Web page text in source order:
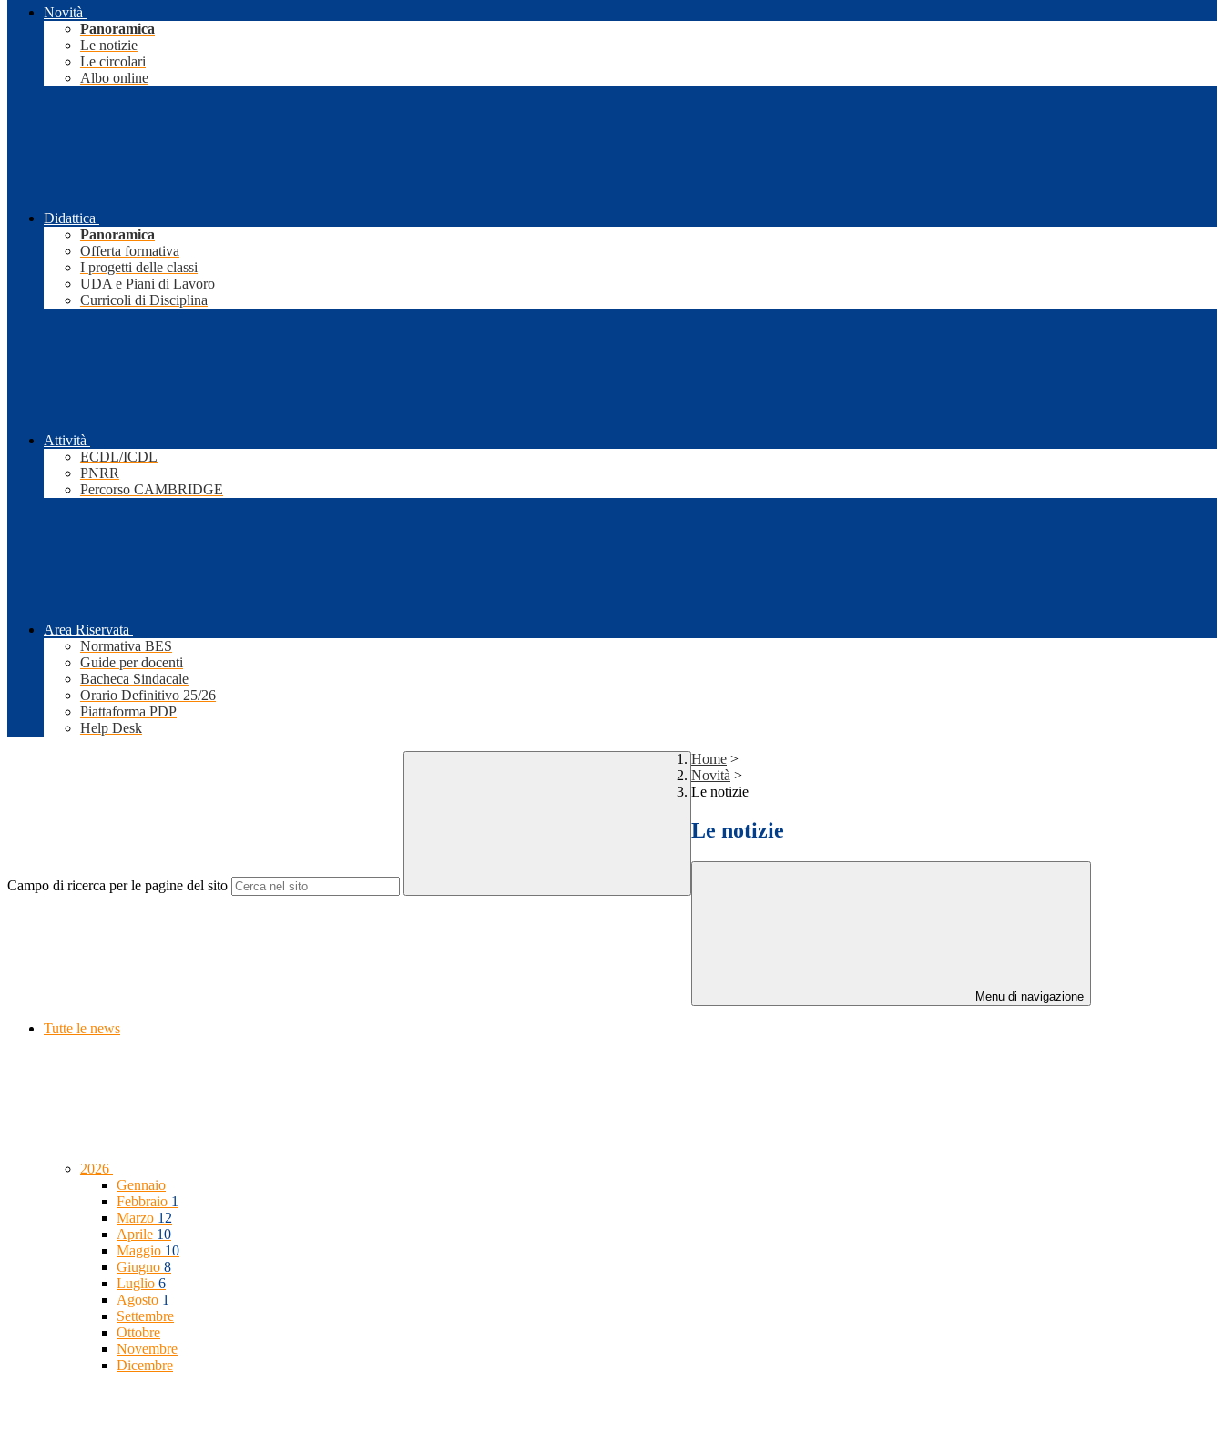
Novità
Panoramica
Le notizie
Le circolari
Albo online
Didattica
Panoramica
Offerta formativa
I progetti delle classi
UDA e Piani di Lavoro
Curricoli di Disciplina
Attività
ECDL/ICDL
PNRR
Percorso CAMBRIDGE
Area Riservata
Normativa BES
Guide per docenti
Bacheca Sindacale
Orario Definitivo 25/26
Piattaforma PDP
Help Desk
Campo di ricerca per le pagine del sito
Home >
Novità >
Le notizie
Le notizie
Menu di navigazione
Tutte le news
2026
Gennaio
Febbraio 1
Marzo 12
Aprile 10
Maggio 10
Giugno 8
Luglio 6
Agosto 1
Settembre
Ottobre
Novembre
Dicembre